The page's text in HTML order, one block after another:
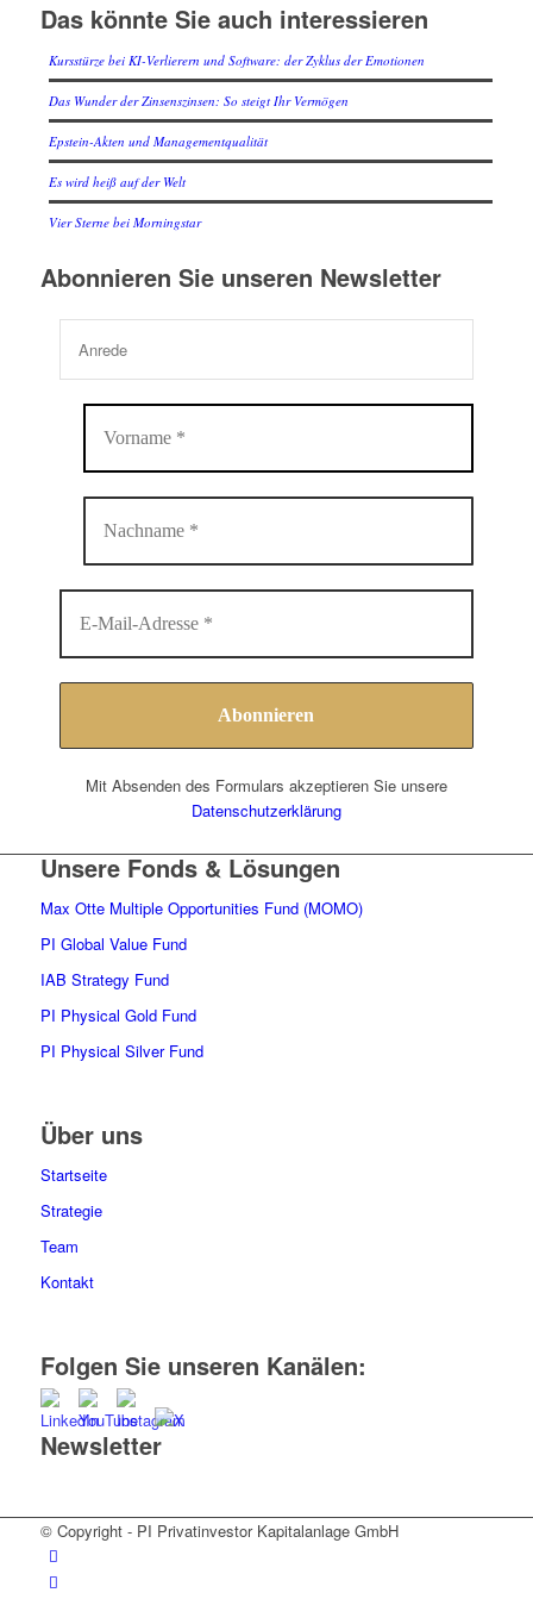
Das könnte Sie auch interessieren
Kursstürze bei KI-Verlierern und Software: der Zyklus der Emotionen
Das Wunder der Zinsenszinsen: So steigt Ihr Vermögen
Epstein-Akten und Managementqualität
Es wird heiß auf der Welt
Vier Sterne bei Morningstar
Abonnieren Sie unseren Newsletter
Mit Absenden des Formulars akzeptieren Sie unsere
Datenschutzerklärung
Unsere Fonds & Lösungen
Max Otte Multiple Opportunities Fund (MOMO)
PI Global Value Fund
IAB Strategy Fund
PI Physical Gold Fund
PI Physical Silver Fund
Über uns
Startseite
Strategie
Team
Kontakt
Folgen Sie unseren Kanälen:
Newsletter
© Copyright - PI Privatinvestor Kapitalanlage GmbH